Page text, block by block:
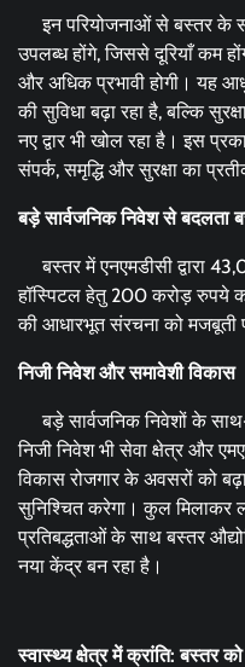
इन परियोजनाओं से बस्तर के
उपलब्ध होंगे, जिससे दूरियाँ कम
और अधिक प्रभावी होगी। यह
की सुविधा बढ़ा रहा है, बल्कि
नए द्वार भी खोल रहा है। इस
संपर्क, समृद्धि और सुरक्षा का
बड़े सार्वजनिक निवेश से बदलता
बस्तर में एनएमडीसी द्वारा
हॉस्पिटल हेतु 200 करोड़ रुपये
की आधारभूत संरचना को मजबूती
निजी निवेश और समावेशी विकास
बड़े सार्वजनिक निवेशों के
निजी निवेश भी सेवा क्षेत्र और
विकास रोजगार के अवसरों को
सुनिश्चित करेगा। कुल
प्रतिबद्धताओं के साथ बस्तर
नया केंद्र बन रहा है।
स्वास्थ्य क्षेत्र में क्रांति: बस्तर